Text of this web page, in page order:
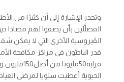
وتجدر الإشارة إلى أن كثيرًا من
المضلَّلين بأن يصفوا لهم مضادا
الڤيروسية الأخرى التي لا يمكن
قدر الباحثون في مراكز مكافحة
الحيوية أعطيت سنويا لمرضى